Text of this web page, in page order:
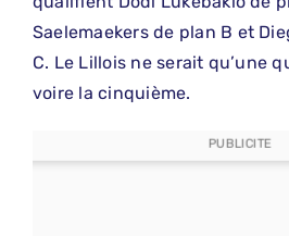
Saelemaekers de plan B et
C. Le Lillois ne serait qu’une
voire la cinquième.
PUBLICITE